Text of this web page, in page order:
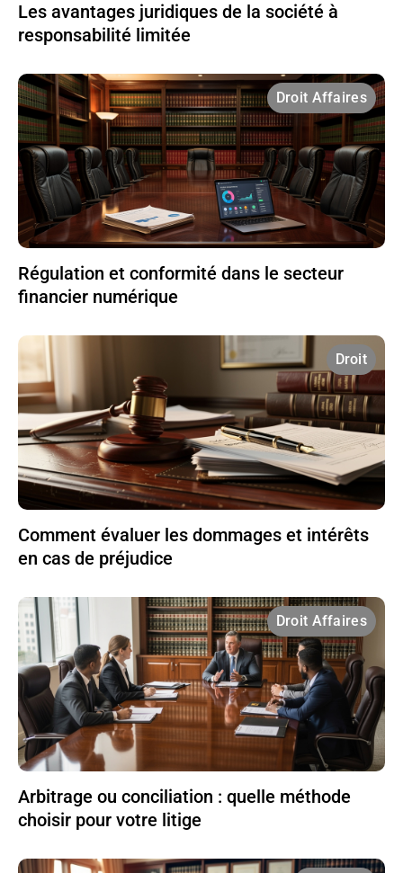
Les avantages juridiques de la société à
responsabilité limitée
Droit Affaires
Régulation et conformité dans le secteur
financier numérique
Droit
Comment évaluer les dommages et intérêts
en cas de préjudice
Droit Affaires
Arbitrage ou conciliation : quelle méthode
choisir pour votre litige